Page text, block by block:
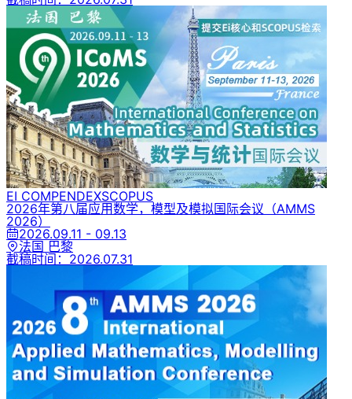
EI COMPENDEXSCOPUS
2026年第八届应用数学，模型及模拟国际会议 （AMMS
2026）
2026.09.11 - 09.13
法国 巴黎
截稿时间： 2026.07.31